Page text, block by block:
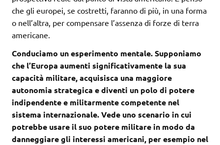
che gli europei, se costretti, faranno di più, in una forma
o nell’altra, per compensare l’assenza di forze di terra
americane.
Conduciamo un esperimento mentale. Supponiamo
che l’Europa aumenti significativamente la sua
capacità militare, acquisisca una maggiore
autonomia strategica e diventi un polo di potere
indipendente e militarmente competente nel
sistema internazionale. Vede uno scenario in cui
potrebbe usare il suo potere militare in modo da
danneggiare gli interessi americani, per esempio nel